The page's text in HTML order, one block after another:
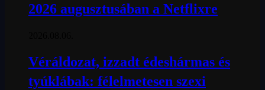
2026 augusztusában a Netflixre
Véráldozat, izzadt édeshármas és
tyúklábak: félelmetesen szexi